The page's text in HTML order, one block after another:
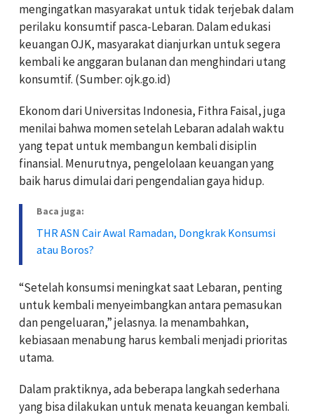
mengingatkan masyarakat untuk tidak terjebak dalam
perilaku konsumtif pasca-Lebaran. Dalam edukasi
keuangan OJK, masyarakat dianjurkan untuk segera
kembali ke anggaran bulanan dan menghindari utang
konsumtif. (Sumber: ojk.go.id)
Ekonom dari Universitas Indonesia, Fithra Faisal, juga
menilai bahwa momen setelah Lebaran adalah waktu
yang tepat untuk membangun kembali disiplin
finansial. Menurutnya, pengelolaan keuangan yang
baik harus dimulai dari pengendalian gaya hidup.
Baca juga:
THR ASN Cair Awal Ramadan, Dongkrak Konsumsi
atau Boros?
“Setelah konsumsi meningkat saat Lebaran, penting
untuk kembali menyeimbangkan antara pemasukan
dan pengeluaran,” jelasnya. Ia menambahkan,
kebiasaan menabung harus kembali menjadi prioritas
utama.
Dalam praktiknya, ada beberapa langkah sederhana
yang bisa dilakukan untuk menata keuangan kembali.